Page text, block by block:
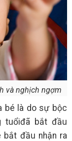
và nghịch ngợm
bé là do sự bộc
tuổiđã bắt đầu
bắt đầu nhận ra